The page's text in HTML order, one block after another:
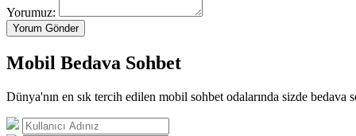
Yorumuz:
Mobil Bedava Sohbet
Dünya'nın en sık tercih edilen mobil sohbet odalarında sizde bedava